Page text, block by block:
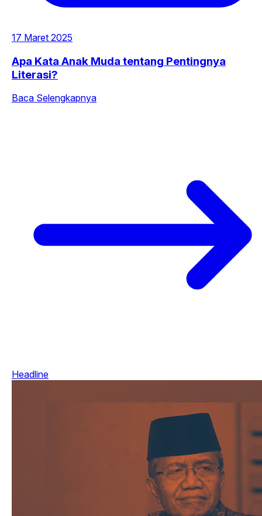
17 Maret 2025
Apa Kata Anak Muda tentang Pentingnya
Literasi?
Baca Selengkapnya
Headline